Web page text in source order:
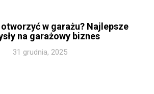
w garażu? Najlepsze
na garażowy biznes
31 grudnia, 2025